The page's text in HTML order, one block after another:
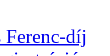
Ferenc-díj